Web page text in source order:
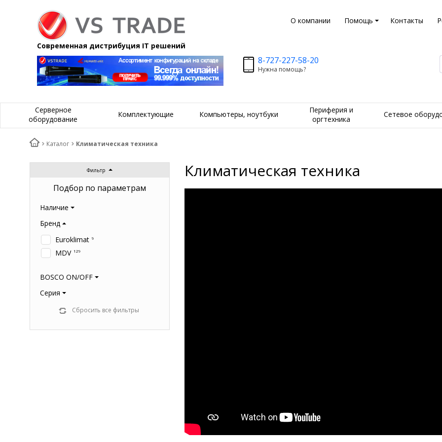
О компании Помощь Контакты
Современная дистрибуция IT решений
8-727-227-58-20
Нужна помощь?
Серверное
оборудование
Комплектующие Компьютеры, ноутбуки
Периферия и
оргтехника
Сетевое
Каталог Климатическая техника
Фильтр
Подбор по параметрам
Наличие
Бренд
Euroklimat 9
MDV 129
BOSCO ON/OFF
Серия
Сбросить все фильтры
Климатическая техника